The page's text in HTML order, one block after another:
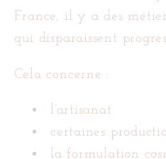
France, il y a des
qui disparaissent
Cela concerne :
l’artisanat
certaines
la formulation